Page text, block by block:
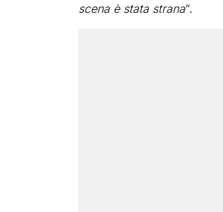
scena è stata strana“.